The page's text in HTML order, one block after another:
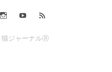
ジャーナルⓇ